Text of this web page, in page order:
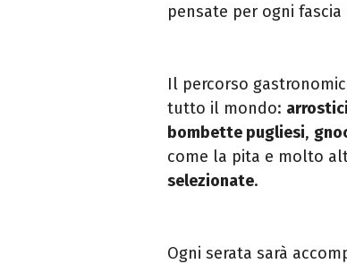
pensate per ogni fascia
Il percorso
tutto il mondo:
bombette pugliesi,
come la pita e molto
selezionate.
Ogni serata sarà